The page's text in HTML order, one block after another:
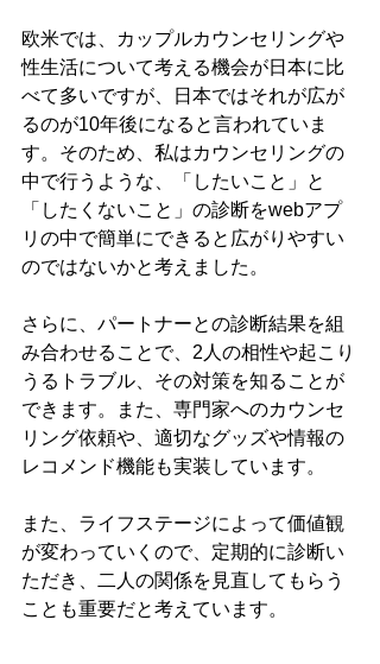
欧米では、カップルカウンセリングや
性生活について考える機会が日本に比
べて多いですが、日本ではそれが広が
るのが10年後になると言われていま
す。そのため、私はカウンセリングの
中で行うような、「したいこと」と
「したくないこと」の診断をwebアプ
リの中で簡単にできると広がりやすい
のではないかと考えました。
さらに、パートナーとの診断結果を組
み合わせることで、2人の相性や起こり
うるトラブル、その対策を知ることが
できます。また、専門家へのカウンセ
リング依頼や、適切なグッズや情報の
レコメンド機能も実装しています。
また、ライフステージによって価値観
が変わっていくので、定期的に診断い
ただき、二人の関係を見直してもらう
ことも重要だと考えています。